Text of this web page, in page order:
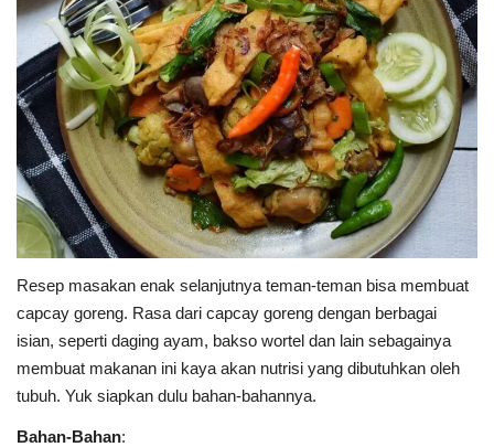
Resep masakan enak selanjutnya teman-teman bisa membuat
capcay goreng. Rasa dari capcay goreng dengan berbagai
isian, seperti daging ayam, bakso wortel dan lain sebagainya
membuat makanan ini kaya akan nutrisi yang dibutuhkan oleh
tubuh. Yuk siapkan dulu bahan-bahannya.
Bahan-Bahan: